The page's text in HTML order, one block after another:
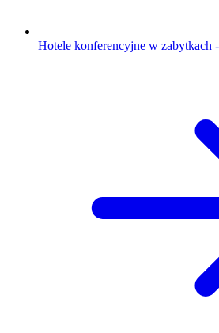
Hotele konferencyjne w zabytkach